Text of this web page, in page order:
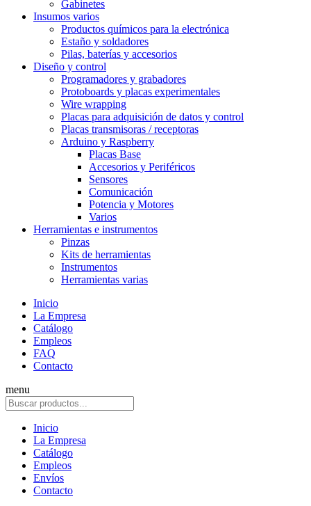
Gabinetes
Insumos varios
Productos químicos para la electrónica
Estaño y soldadores
Pilas, baterías y accesorios
Diseño y control
Programadores y grabadores
Protoboards y placas experimentales
Wire wrapping
Placas para adquisición de datos y control
Placas transmisoras / receptoras
Arduino y Raspberry
Placas Base
Accesorios y Periféricos
Sensores
Comunicación
Potencia y Motores
Varios
Herramientas e instrumentos
Pinzas
Kits de herramientas
Instrumentos
Herramientas varias
Inicio
La Empresa
Catálogo
Empleos
FAQ
Contacto
menu
Inicio
La Empresa
Catálogo
Empleos
Envíos
Contacto